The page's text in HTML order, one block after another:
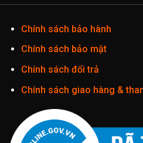
Chính sách bảo hành
Chính sách bảo mật
Chính sách đổi trả
Chính sách giao hàng &